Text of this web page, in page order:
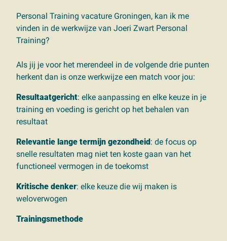
Personal Training vacature Groningen, kan ik me
vinden in de werkwijze van Joeri Zwart Personal
Training?
Als jij je voor het merendeel in de volgende drie punten
herkent dan is onze werkwijze een match voor jou:
Resultaatgericht: elke aanpassing en elke keuze in je
training en voeding is gericht op het behalen van
resultaat
Relevantie lange termijn gezondheid : de focus op
snelle resultaten mag niet ten koste gaan van het
functioneel vermogen in de toekomst
Kritische denker: elke keuze die wij maken is
weloverwogen
Trainingsmethode